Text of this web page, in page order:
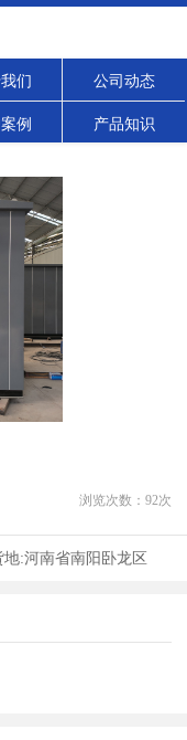
们 公司动态
例 产品知识
浏览次数： 92次
地:河南省南阳卧龙区